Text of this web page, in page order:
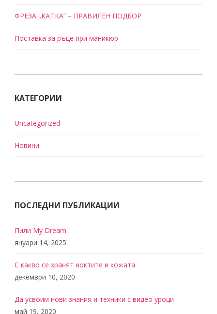
ФРЕЗА „КАПКА” – ПРАВИЛЕН ПОДБОР
Поставка за ръце при маникюр
КАТЕГОРИИ
Uncategorized
Новини
ПОСЛЕДНИ ПУБЛИКАЦИИ
Пили My Dream
януари 14, 2025
С какво се хранят ноктите и кожата
декември 10, 2020
Да усвоим нови знания и техники с видео уроци
май 19, 2020